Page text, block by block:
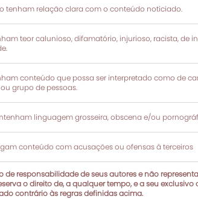
tenham relação clara com o conteúdo noticiado.
teor calunioso, difamatório, injurioso, racista, de
conteúdo que possa ser interpretado como de
grupo de pessoas.
linguagem grosseira, obscena e/ou
conteúdo com acusações ou ofensas à terceiros
de responsabilidade de seus autores e não
o direito de, a qualquer tempo, e a seu
contrário às regras definidas acima.